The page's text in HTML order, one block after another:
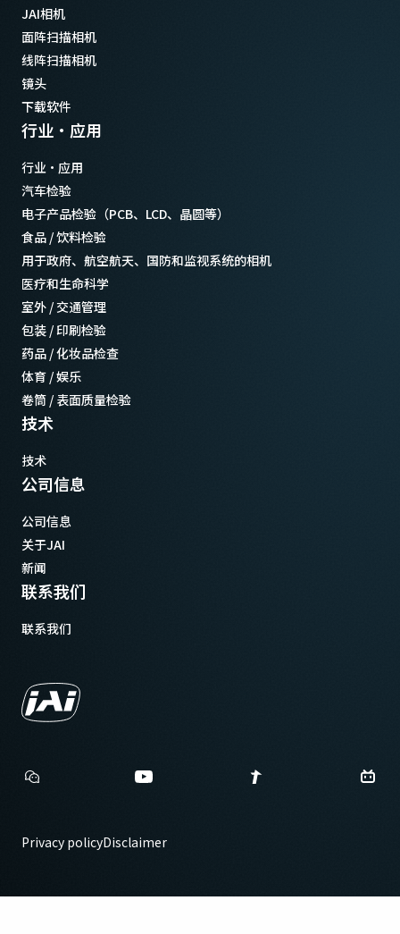
JAI相机
面阵扫描相机
线阵扫描相机
镜头
下载软件
行业·应用
行业·应用
汽车检验
电子产品检验（PCB、LCD、晶圆等）
食品 / 饮料检验
用于政府、航空航天、国防和监视系统的相机
医疗和生命科学
室外 / 交通管理
包装 / 印刷检验
药品 / 化妆品检查
体育 / 娱乐
卷筒 / 表面质量检验
技术
技术
公司信息
公司信息
关于JAI
新闻
联系我们
联系我们
Privacy policyDisclaimer